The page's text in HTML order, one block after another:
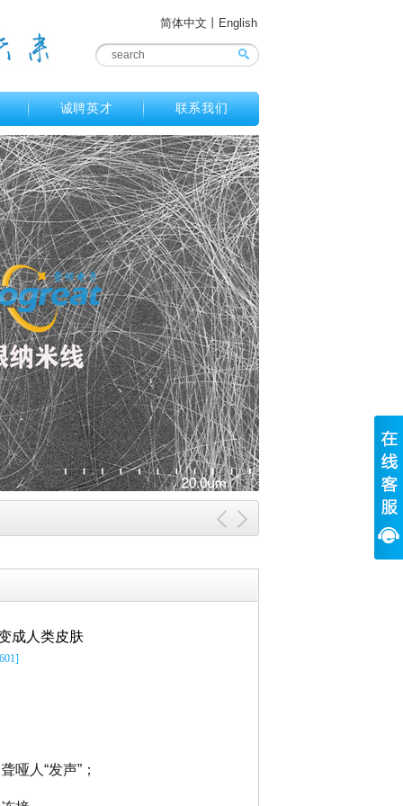
简体中文 English
诚聘英才 联系我们
成人类皮肤
哑人“发声”；